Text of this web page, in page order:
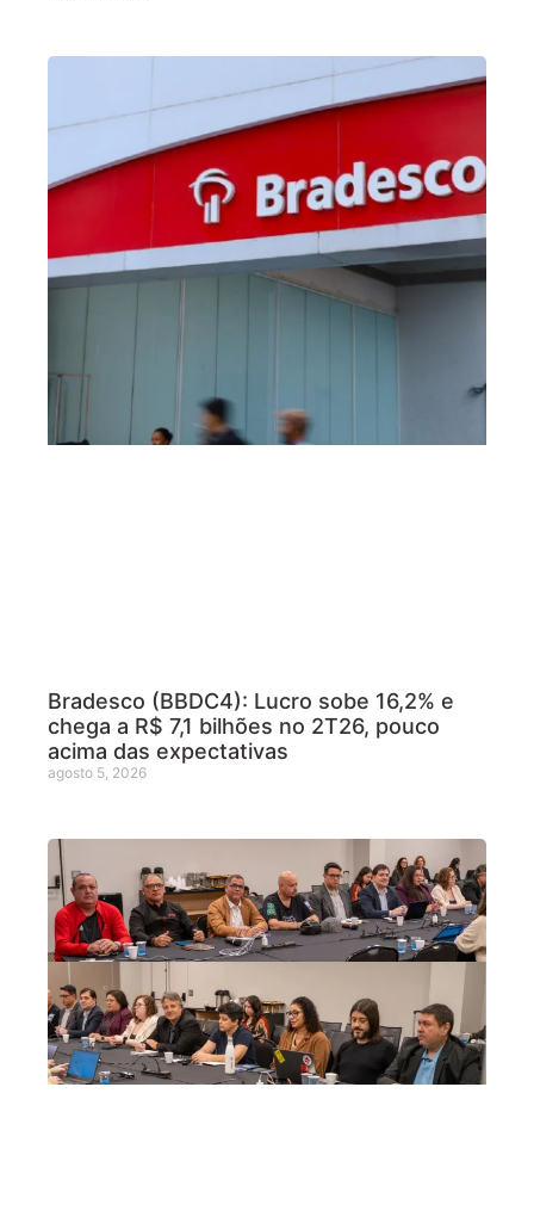
Bradesco (BBDC4): Lucro sobe 16,2% e
chega a R$ 7,1 bilhões no 2T26, pouco
acima das expectativas
agosto 5, 2026